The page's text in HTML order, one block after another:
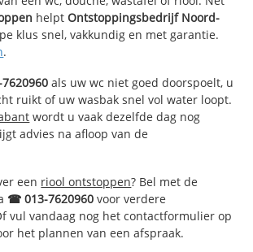
helptOntstoppingsbedrijf Noord-
klus snel, vakkundig en met garantie.
.
als uw wc niet goed doorspoelt, u
ruikt of uw wasbak snel vol water loopt.
wordt u vaak dezelfde dag nog
advies na afloop van de
een riool ontstoppen? Bel met de
☎ 013-7620960 voor verdere
vul vandaag nog het contactformulier op
het plannen van een afspraak.